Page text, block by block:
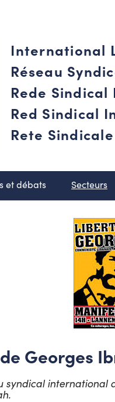
International
Réseau
Rede
Red Sindical
Rete
et débats Secteurs
Georges
syndical